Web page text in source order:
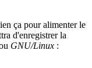
ça pour alimenter le
d'enregistrer la
GNU/Linux :